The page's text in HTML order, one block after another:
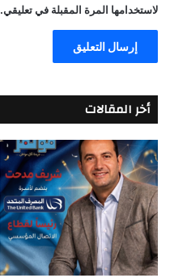
لاستخدامها المرة المقبلة في تعليقي.
أخر المقالات